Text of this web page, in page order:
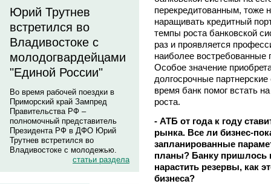
Юрий Трутнев
встретился во
Владивостоке с
молодогвардейцами
"Единой России"
Во время рабочей поездки в
Приморский край Зампред
Правительства РФ –
полномочный представитель
Президента РФ в ДФО Юрий
Трутнев встретился во
Владивостоке с молодежью.
статьи раздела
перекредитованным, тоже
наращивать кредитный
темпы роста банковской
раз и проявляется
наиболее востребованные
Особое значение
долгосрочные
время банк помог встать
роста.
- АТБ от года к году
рынка. Все ли бизнес-
запланированные
планы? Банку пришлось
нарастить резервы, как
бизнеса?